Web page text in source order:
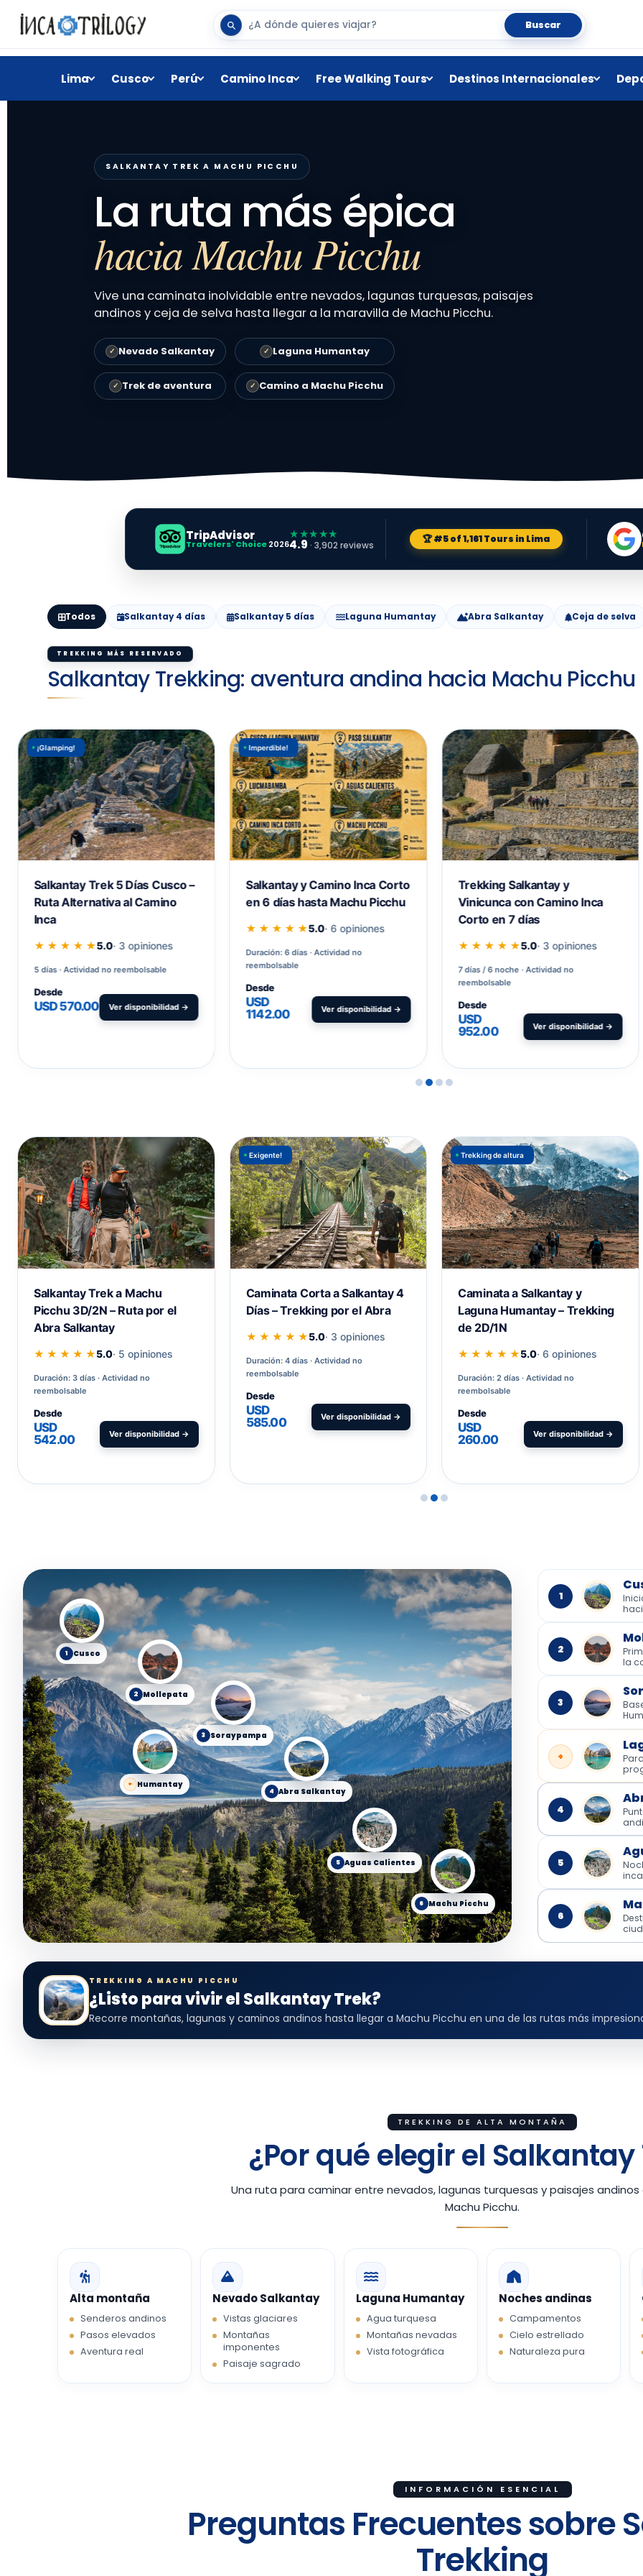
Buscar
Lima Cusco Perú Camino Inca Free Walking Tours Destinos Internacionales
SALKANTAY TREK A MACHU PICCHU
La ruta más épica
hacia Machu Picchu
Vive una caminata inolvidable entre nevados, lagunas turquesas, paisajes
andinos y ceja de selva hasta llegar a la maravilla de Machu Picchu.
✓ Nevado Salkantay ✓ Laguna Humantay
✓ Trek de aventura ✓ Camino a Machu Picchu
TripAdvisor
Travelers' Choice2026
★★★★★
4.9 · 3,902 reviews
🏆 #5 of 1,161 Tours in Lima
Todos Salkantay 4 días Salkantay 5 días Laguna Humantay Abra Salkantay Ceja de selva
TREKKING MÁS RESERVADO
Salkantay Trekking: aventura andina hacia Machu Picchu
¡Glamping!
Salkantay Trek 5 Días Cusco –
Ruta Alternativa al Camino
Inca
★ ★ ★ ★ ★5.0· 3 opiniones
5 días Actividad no reembolsable
Desde
USD 570.00 Ver disponibilidad →
Imperdible!
Salkantay y Camino Inca Corto
en 6 días hasta Machu Picchu
★ ★ ★ ★ ★5.0· 6 opiniones
Duración: 6 días
Actividad no
reembolsable
Desde
USD
1142.00
Ver disponibilidad →
Trekking Salkantay y
Vinicunca con Camino Inca
Corto en 7 días
★ ★ ★ ★ ★5.0· 3 opiniones
7 días / 6 noche
Actividad no
reembolsable
Desde
USD
952.00
Ver disponibilidad →
Salkantay Trek a Machu
Picchu 3D/2N – Ruta por el
Abra Salkantay
★ ★ ★ ★ ★5.0· 5 opiniones
Duración: 3 días
Actividad no
reembolsable
Desde
USD
542.00
Ver disponibilidad →
Exigente!
Caminata Corta a Salkantay 4
Días – Trekking por el Abra
★ ★ ★ ★ ★5.0· 3 opiniones
Duración: 4 días
Actividad no
reembolsable
Desde
USD
585.00
Ver disponibilidad →
Trekking de altura
Caminata a Salkantay y
Laguna Humantay – Trekking
de 2D/1N
★ ★ ★ ★ ★5.0· 6 opiniones
Duración: 2 días
Actividad no
reembolsable
Desde
USD
260.00
Ver disponibilidad →
1 Cusco
2 Mollepata
3 Soraypampa
+ Humantay
4 Abra Salkantay
5 Aguas Calientes
6 Machu Picchu
1
2
la
3
+
4
5
inca
6
TREKKING A MACHU PICCHU
¿Listo para vivir el Salkantay Trek?
Recorre montañas, lagunas y caminos andinos hasta llegar a Machu Picchu en una de las rutas más
TREKKING DE ALTA MONTAÑA
¿Por qué elegir el Salkantay
Una ruta para caminar entre nevados, lagunas turquesas y paisajes
Machu Picchu.
Alta montaña
Senderos andinos
Pasos elevados
Aventura real
Nevado Salkantay
Vistas glaciares
Montañas
imponentes
Paisaje sagrado
Laguna Humantay
Agua turquesa
Montañas nevadas
Vista fotográfica
Noches andinas
Campamentos
Cielo estrellado
Naturaleza pura
INFORMACIÓN ESENCIAL
Preguntas Frecuentes sobre
Trekking